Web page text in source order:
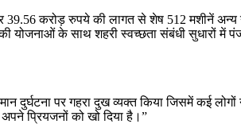
करोड़ रुपये की लागत से शेष 512 मशीनें अन्य
के साथ शहरी स्वच्छता संबंधी सुधारों में
दुर्घटना पर गहरा दुख व्यक्त किया जिसमें कई
प्रियजनों को खो दिया है।”